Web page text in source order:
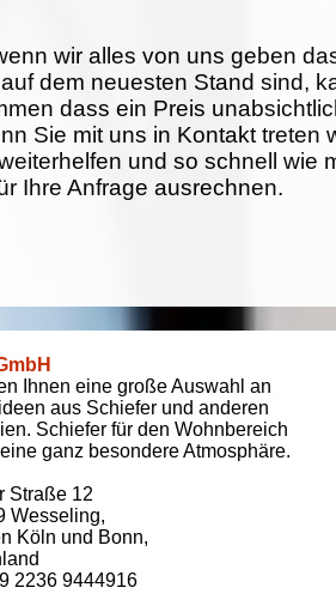
wir alles von uns geben
dem neuesten Stand sind,
dass ein Preis
Sie mit uns in Kontakt treten
und so schnell wie
Ihre Anfrage ausrechnen.
Ihnen eine große Auswahl an
aus Schiefer und anderen
Schiefer für den Wohnbereich
ganz besondere Atmosphäre.
Straße 12
Wesseling,
Köln und Bonn,
2236 9444916